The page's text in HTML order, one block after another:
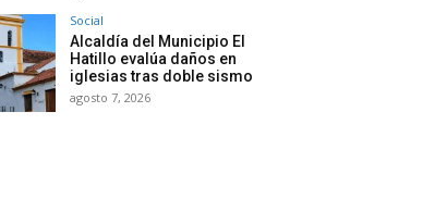
Social
Alcaldía del Municipio El
Hatillo evalúa daños en
iglesias tras doble sismo
agosto 7, 2026